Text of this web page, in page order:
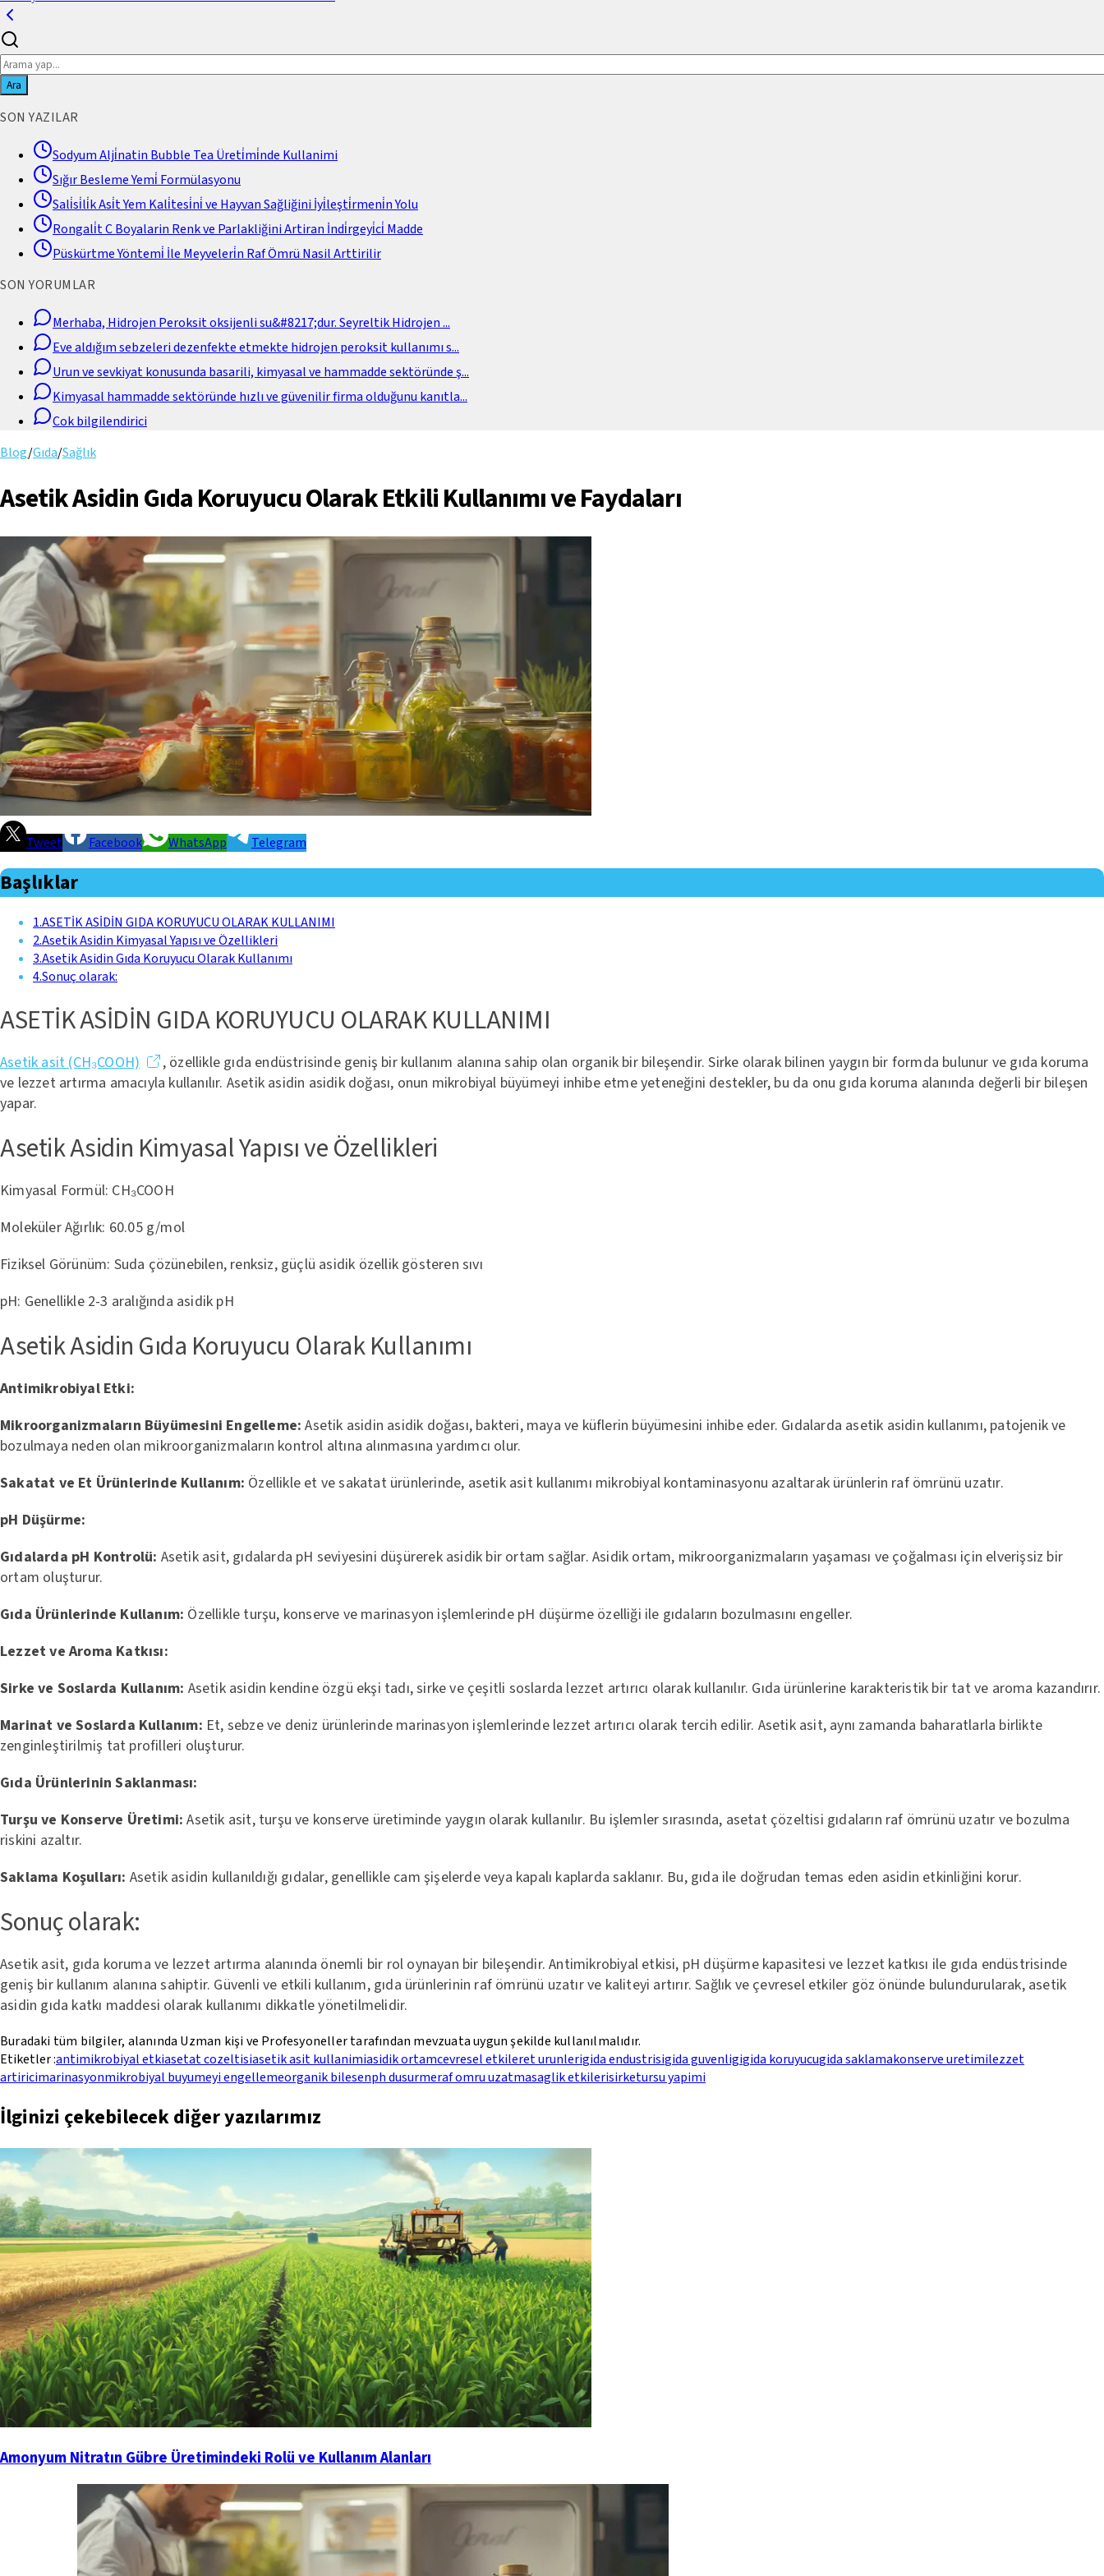
Ara
SON YAZILAR
Sodyum Alji̇natin Bubble Tea Üreti̇mi̇nde Kullanimi
Sığır Besleme Yemi̇ Formülasyonu
Sali̇si̇li̇k Asi̇t Yem Kali̇tesi̇ni̇ ve Hayvan Sağliğini İyi̇leşti̇rmeni̇n Yolu
Rongali̇t C Boyalarin Renk ve Parlakliğini Artiran İndi̇rgeyi̇ci̇ Madde
Püskürtme Yöntemi̇ İle Meyveleri̇n Raf Ömrü Nasil Arttirilir
SON YORUMLAR
Merhaba, Hidrojen Peroksit oksijenli su&#8217;dur. Seyreltik Hidrojen...
Eve aldığım sebzeleri dezenfekte etmekte hidrojen peroksit kullanımı s...
Urun ve sevkiyat konusunda basarili, kimyasal ve hammadde sektöründe ş...
Kimyasal hammadde sektöründe hızlı ve güvenilir firma olduğunu kanıtla...
Cok bilgilendirici
Blog/Gıda/Sağlık
Asetik Asidin Gıda Koruyucu Olarak Etkili Kullanımı ve Faydaları
Tweet Facebook WhatsApp Telegram
Başlıklar
1.ASETİK ASİDİN GIDA KORUYUCU OLARAK KULLANIMI
2.Asetik Asidin Kimyasal Yapısı ve Özellikleri
3.Asetik Asidin Gıda Koruyucu Olarak Kullanımı
4.Sonuç olarak:
ASETİK ASİDİN GIDA KORUYUCU OLARAK KULLANIMI
Asetik asit (CH₃COOH)
, özellikle gıda endüstrisinde geniş bir kullanım alanına sahip olan organik bir bileşendir. Sirke olarak bilinen yaygın bir formda bulunur ve gıda koruma
ve lezzet artırma amacıyla kullanılır. Asetik asidin asidik doğası, onun mikrobiyal büyümeyi inhibe etme yeteneğini destekler, bu da onu gıda koruma alanında değerli bir bileşen
yapar.
Asetik Asidin Kimyasal Yapısı ve Özellikleri
Kimyasal Formül: CH₃COOH
Moleküler Ağırlık: 60.05 g/mol
Fiziksel Görünüm: Suda çözünebilen, renksiz, güçlü asidik özellik gösteren sıvı
pH: Genellikle 2-3 aralığında asidik pH
Asetik Asidin Gıda Koruyucu Olarak Kullanımı
Antimikrobiyal Etki:
Mikroorganizmaların Büyümesini Engelleme: Asetik asidin asidik doğası, bakteri, maya ve küflerin büyümesini inhibe eder. Gıdalarda asetik asidin kullanımı, patojenik ve
bozulmaya neden olan mikroorganizmaların kontrol altına alınmasına yardımcı olur.
Sakatat ve Et Ürünlerinde Kullanım: Özellikle et ve sakatat ürünlerinde, asetik asit kullanımı mikrobiyal kontaminasyonu azaltarak ürünlerin raf ömrünü uzatır.
pH Düşürme:
Gıdalarda pH Kontrolü: Asetik asit, gıdalarda pH seviyesini düşürerek asidik bir ortam sağlar. Asidik ortam, mikroorganizmaların yaşaması ve çoğalması için elverişsiz bir
ortam oluşturur.
Gıda Ürünlerinde Kullanım: Özellikle turşu, konserve ve marinasyon işlemlerinde pH düşürme özelliği ile gıdaların bozulmasını engeller.
Lezzet ve Aroma Katkısı:
Sirke ve Soslarda Kullanım: Asetik asidin kendine özgü ekşi tadı, sirke ve çeşitli soslarda lezzet artırıcı olarak kullanılır. Gıda ürünlerine karakteristik bir tat ve aroma kazandırır.
Marinat ve Soslarda Kullanım: Et, sebze ve deniz ürünlerinde marinasyon işlemlerinde lezzet artırıcı olarak tercih edilir. Asetik asit, aynı zamanda baharatlarla birlikte
zenginleştirilmiş tat profilleri oluşturur.
Gıda Ürünlerinin Saklanması:
Turşu ve Konserve Üretimi: Asetik asit, turşu ve konserve üretiminde yaygın olarak kullanılır. Bu işlemler sırasında, asetat çözeltisi gıdaların raf ömrünü uzatır ve bozulma
riskini azaltır.
Saklama Koşulları: Asetik asidin kullanıldığı gıdalar, genellikle cam şişelerde veya kapalı kaplarda saklanır. Bu, gıda ile doğrudan temas eden asidin etkinliğini korur.
Sonuç olarak:
Asetik asit, gıda koruma ve lezzet artırma alanında önemli bir rol oynayan bir bileşendir. Antimikrobiyal etkisi, pH düşürme kapasitesi ve lezzet katkısı ile gıda endüstrisinde
geniş bir kullanım alanına sahiptir. Güvenli ve etkili kullanım, gıda ürünlerinin raf ömrünü uzatır ve kaliteyi artırır. Sağlık ve çevresel etkiler göz önünde bulundurularak, asetik
asidin gıda katkı maddesi olarak kullanımı dikkatle yönetilmelidir.
Buradaki tüm bilgiler, alanında Uzman kişi ve Profesyoneller tarafından mevzuata uygun şekilde kullanılmalıdır.
Etiketler :antimikrobiyal etkiasetat cozeltisiasetik asit kullanimiasidik ortamcevresel etkileret urunlerigida endustrisigida guvenligigida koruyucugida saklamakonserve uretimilezzet
artiricimarinasyonmikrobiyal buyumeyi engellemeorganik bilesenph dusurmeraf omru uzatmasaglik etkilerisirketursu yapimi
İlginizi çekebilecek diğer yazılarımız
Amonyum Nitratın Gübre Üretimindeki Rolü ve Kullanım Alanları